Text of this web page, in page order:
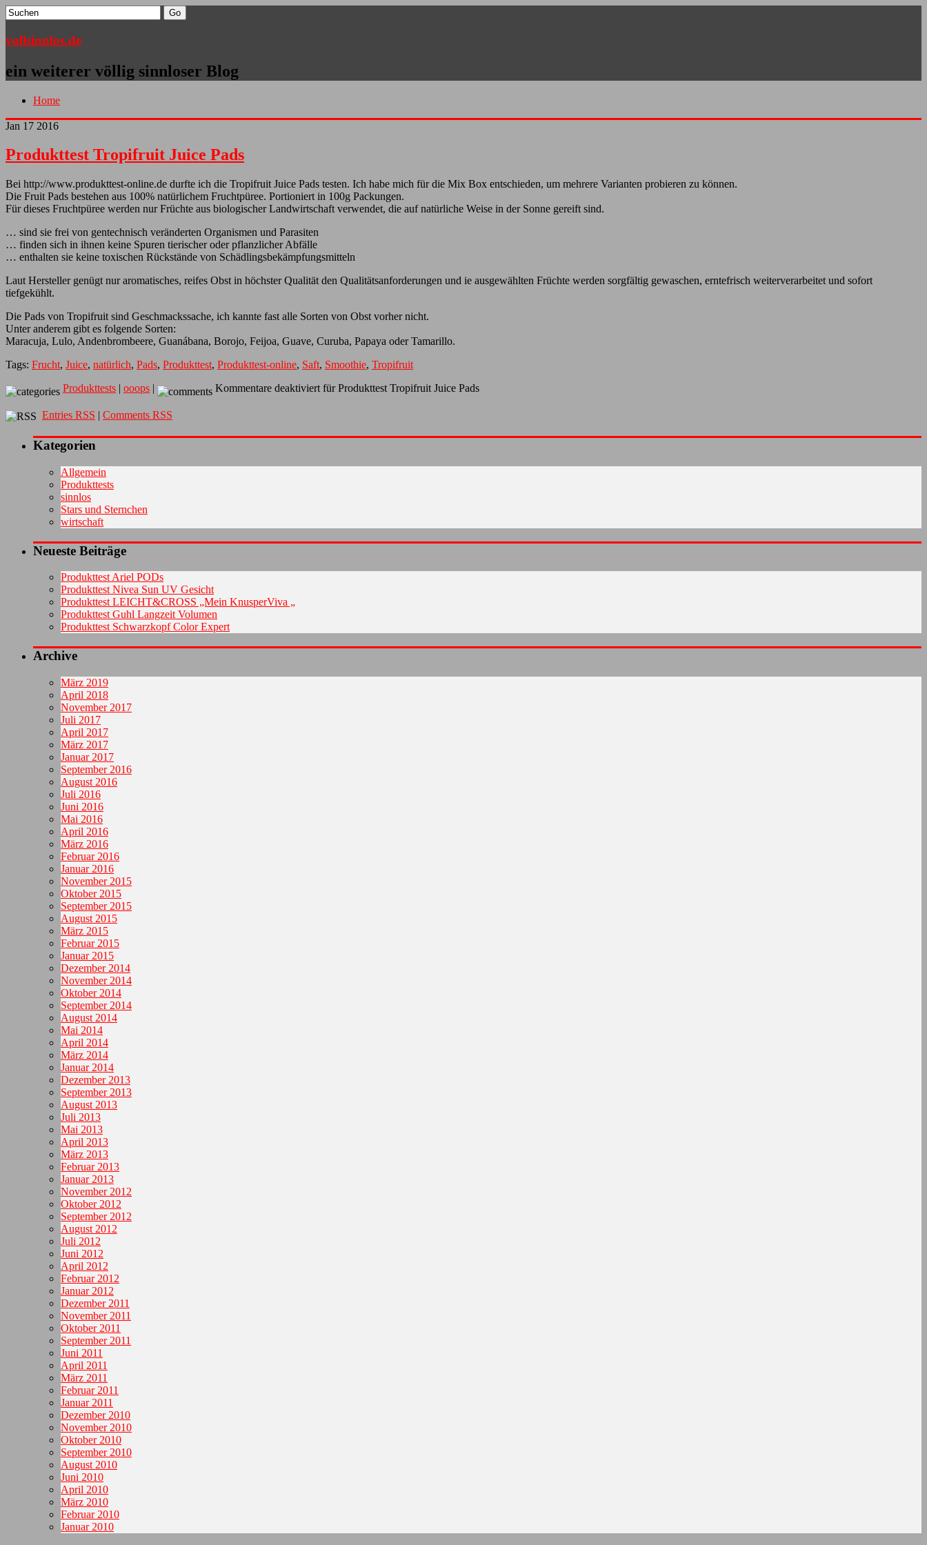
vollsinnlos.de
ein weiterer völlig sinnloser Blog
Home
Jan 17 2016
Produkttest Tropifruit Juice Pads
Bei http://www.produkttest-online.de durfte ich die Tropifruit Juice Pads testen. Ich habe mich für die Mix Box entschieden, um mehrere Varianten probieren zu können.
Die Fruit Pads bestehen aus 100% natürlichem Fruchtpüree. Portioniert in 100g Packungen.
Für dieses Fruchtpüree werden nur Früchte aus biologischer Landwirtschaft verwendet, die auf natürliche Weise in der Sonne gereift sind.
… sind sie frei von gentechnisch veränderten Organismen und Parasiten
… finden sich in ihnen keine Spuren tierischer oder pflanzlicher Abfälle
… enthalten sie keine toxischen Rückstände von Schädlingsbekämpfungsmitteln
Laut Hersteller genügt nur aromatisches, reifes Obst in höchster Qualität den Qualitätsanforderungen und ie ausgewählten Früchte werden sorgfältig gewaschen, erntefrisch weiterverarbeitet und sofort
tiefgekühlt.
Die Pads von Tropifruit sind Geschmackssache, ich kannte fast alle Sorten von Obst vorher nicht.
Unter anderem gibt es folgende Sorten:
Maracuja, Lulo, Andenbrombeere, Guanábana, Borojo, Feijoa, Guave, Curuba, Papaya oder Tamarillo.
Tags: Frucht, Juice, natürlich, Pads, Produkttest, Produkttest-online, Saft, Smoothie, Tropifruit
Produkttests | ooops | Kommentare deaktiviert für Produkttest Tropifruit Juice Pads
Entries RSS | Comments RSS
Kategorien
Allgemein
Produkttests
sinnlos
Stars und Sternchen
wirtschaft
Neueste Beiträge
Produkttest Ariel PODs
Produkttest Nivea Sun UV Gesicht
Produkttest LEICHT&CROSS „Mein KnusperViva „
Produkttest Guhl Langzeit Volumen
Produkttest Schwarzkopf Color Expert
Archive
März 2019
April 2018
November 2017
Juli 2017
April 2017
März 2017
Januar 2017
September 2016
August 2016
Juli 2016
Juni 2016
Mai 2016
April 2016
März 2016
Februar 2016
Januar 2016
November 2015
Oktober 2015
September 2015
August 2015
März 2015
Februar 2015
Januar 2015
Dezember 2014
November 2014
Oktober 2014
September 2014
August 2014
Mai 2014
April 2014
März 2014
Januar 2014
Dezember 2013
September 2013
August 2013
Juli 2013
Mai 2013
April 2013
März 2013
Februar 2013
Januar 2013
November 2012
Oktober 2012
September 2012
August 2012
Juli 2012
Juni 2012
April 2012
Februar 2012
Januar 2012
Dezember 2011
November 2011
Oktober 2011
September 2011
Juni 2011
April 2011
März 2011
Februar 2011
Januar 2011
Dezember 2010
November 2010
Oktober 2010
September 2010
August 2010
Juni 2010
April 2010
März 2010
Februar 2010
Januar 2010